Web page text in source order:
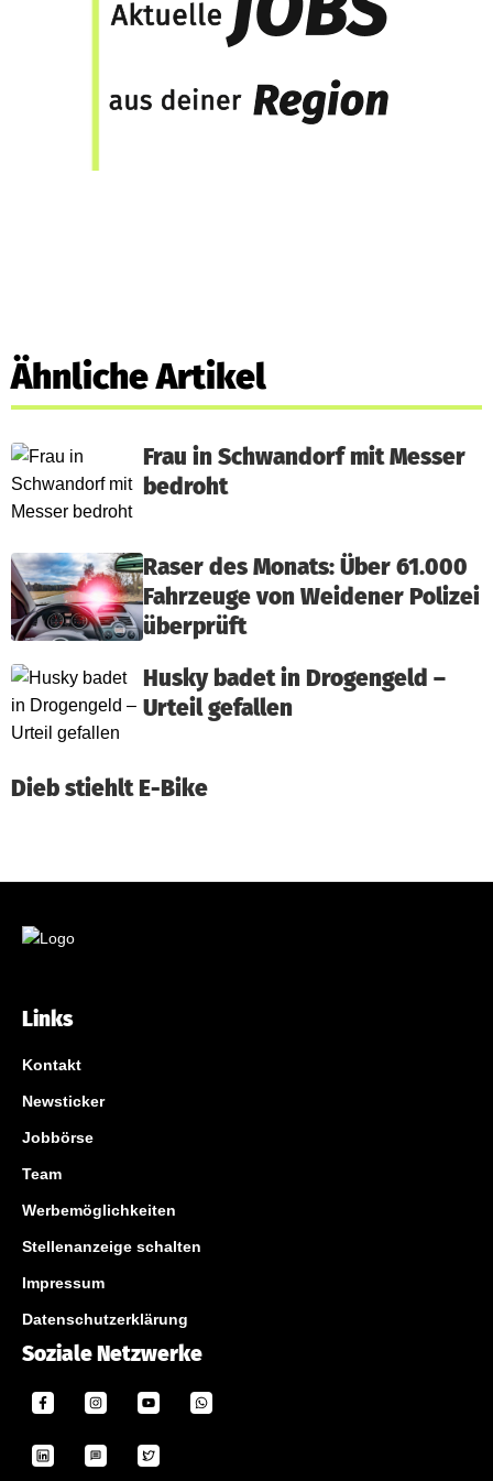
Ähnliche Artikel
Frau in Schwandorf mit Messer
bedroht
Raser des Monats: Über 61.000
Fahrzeuge von Weidener Polizei
überprüft
Husky badet in Drogengeld –
Urteil gefallen
Dieb stiehlt E-Bike
Links
Kontakt
Newsticker
Jobbörse
Team
Werbemöglichkeiten
Stellenanzeige schalten
Impressum
Datenschutzerklärung
Soziale Netzwerke